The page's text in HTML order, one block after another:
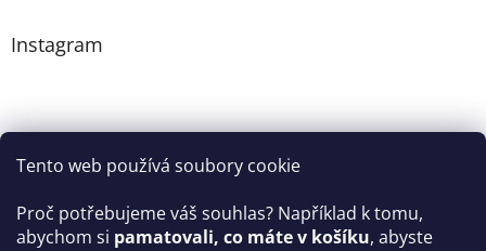
Tento web používá soubory cookie
Proč potřebujeme váš souhlas? Například k tomu,
abychom si pamatovali, co máte v košíku, abyste
Instagram